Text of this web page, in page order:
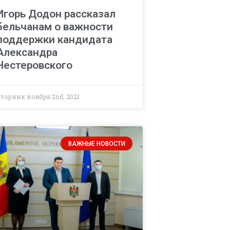
Додон рассказал
о важности
кандидата
ноября 2nd, 2021
ВАЖНЫЕ НОВОСТИ